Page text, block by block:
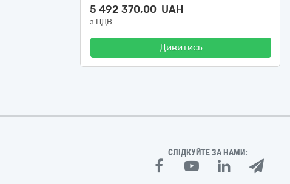
5 492 370,00 UAH
з ПДВ
Дивитись
СЛІДКУЙТЕ ЗА НАМИ: